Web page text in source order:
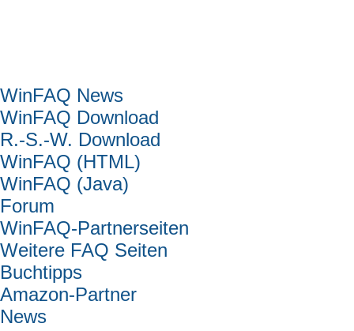
WinFAQ News
WinFAQ Download
R.-S.-W. Download
WinFAQ (HTML)
WinFAQ (Java)
Forum
WinFAQ-Partnerseiten
Weitere FAQ Seiten
Buchtipps
Amazon-Partner
News